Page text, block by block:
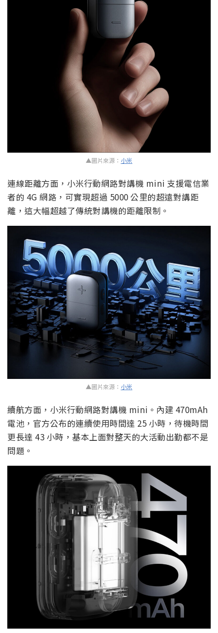
▲圖片來源： 小米
連線距離方面，小米行動網路對講機 mini 支援電信業
者的 4G 網路，可實現超過 5000 公里的超遠對講距
離，這大幅超越了傳統對講機的距離限制。
▲圖片來源： 小米
續航方面，小米行動網路對講機 mini。內建 470mAh
電池，官方公布的連續使用時間達 25 小時，待機時間
更長達 43 小時，基本上面對整天的大活動出勤都不是
問題。